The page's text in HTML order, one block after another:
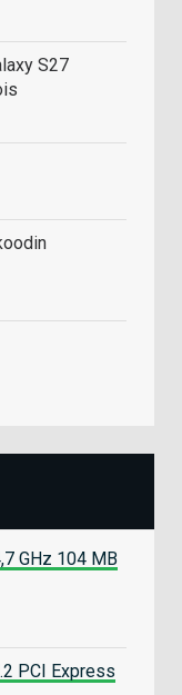
S27
GHz 104 MB
PCI Express